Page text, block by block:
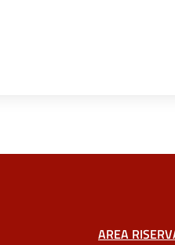
AREA